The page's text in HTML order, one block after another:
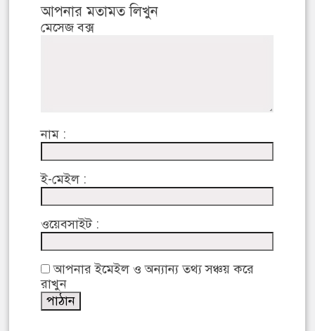
আপনার মতামত লিখুন
মেসেজ বক্স
নাম :
ই-মেইল :
ওয়েবসাইট :
আপনার ইমেইল ও অন্যান্য তথ্য সঞ্চয় করে
রাখুন